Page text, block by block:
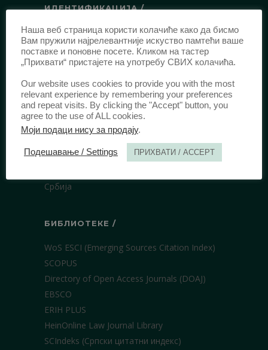
ИДЕНТИФИКАЦИЈА /
ISSN:0003-2565(Штампано издање)
еISSN:2406-2693(Онлајн издање)
DOI:10.51204/Anali_PFBU_1906
ИЗДАВАЧ /
Правни факултет Универзитета у
Булевар краља Александра 67
Србија
БИБЛИОТЕКЕ /
WoS ESCI (Emerging Sources Citation Index)
SCOPUS
Directory of Open Access Journals (DOAJ)
EBSCO
ERIH PLUS
HeinOnline Law Journal Library
SCIndeks (Српски цитатни индекс)
Наша веб страница користи колачиће како да бисмо
Вам пружили најрелевантније искуство памтећи ваше
поставке и поновне посете. Кликом на тастер
„Прихвати“ пристајете на употребу СВИХ колачића.
Our website uses cookies to provide you with the most
relevant experience by remembering your preferences
and repeat visits. By clicking the "Accept" button, you
agree to the use of ALL cookies.
Моји подаци нису за продају.
Подешавање / Settings ПРИХВАТИ / ACCEPT